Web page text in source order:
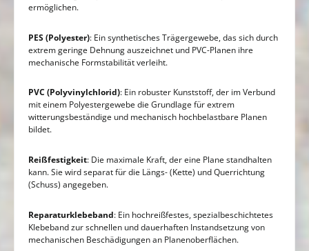
ermöglichen.
PES (Polyester): Ein synthetisches Trägergewebe, das sich durch
extrem geringe Dehnung auszeichnet und PVC-Planen ihre
mechanische Formstabilität verleiht.
PVC (Polyvinylchlorid): Ein robuster Kunststoff, der im Verbund
mit einem Polyestergewebe die Grundlage für extrem
witterungsbeständige und mechanisch hochbelastbare Planen
bildet.
Reißfestigkeit: Die maximale Kraft, der eine Plane standhalten
kann. Sie wird separat für die Längs- (Kette) und Querrichtung
(Schuss) angegeben.
Reparaturklebeband: Ein hochreißfestes, spezialbeschichtetes
Klebeband zur schnellen und dauerhaften Instandsetzung von
mechanischen Beschädigungen an Planenoberflächen.